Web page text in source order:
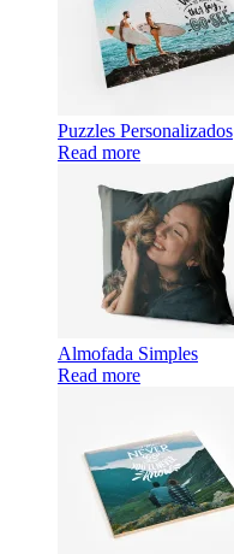
Puzzles Personalizados
Read more
Almofada Simples
Read more